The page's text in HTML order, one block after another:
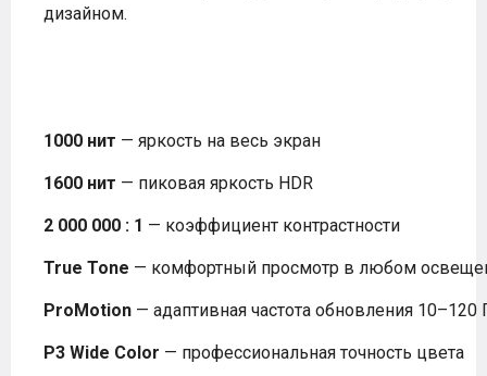
дизайном.
1000 нит — яркость на весь экран
1600 нит — пиковая яркость HDR
2 000 000 : 1 — коэффициент контрастности
True Tone — комфортный просмотр в любом
ProMotion — адаптивная частота обновления 10–120
P3 Wide Color — профессиональная точность цвета